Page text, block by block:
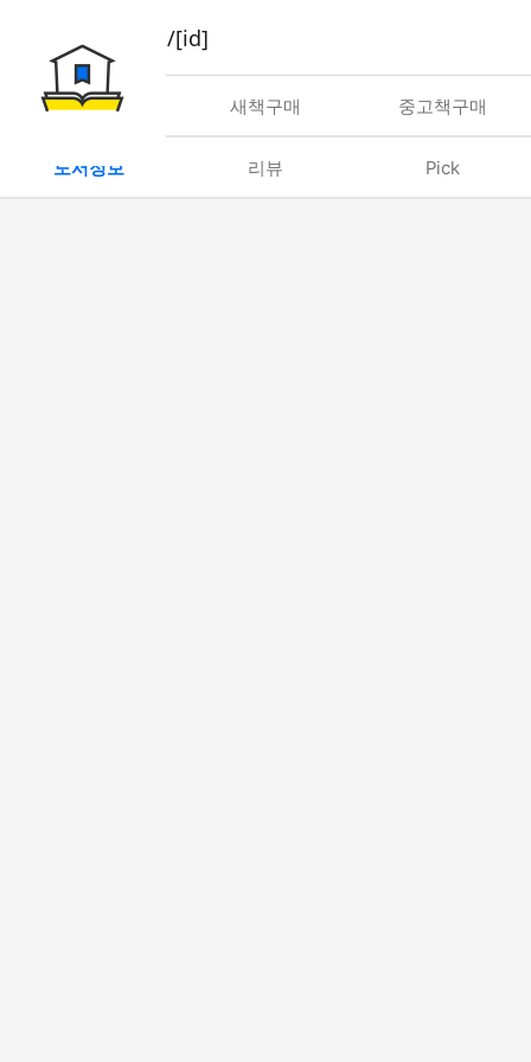
book/rent/[id]
대여 새책구매 중고책구매
도서정보 리뷰 Pick